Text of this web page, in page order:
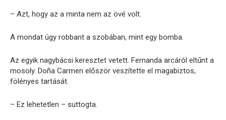
– Azt, hogy az a minta nem az övé volt.
A mondat úgy robbant a szobában, mint egy bomba.
Az egyik nagybácsi keresztet vetett. Fernanda arcáról eltűnt a
mosoly. Doña Carmen először veszítette el magabiztos,
fölényes tartását.
– Ez lehetetlen – suttogta.